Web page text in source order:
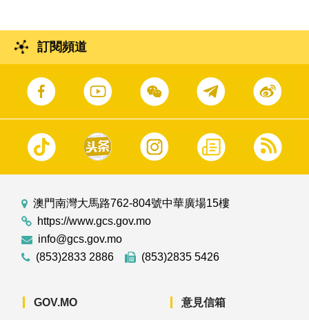
訂閱頻道
澳門南灣大馬路762-804號中華廣場15樓
https://www.gcs.gov.mo
info@gcs.gov.mo
(853)2833 2886
(853)2835 5426
GOV.MO 意見信箱